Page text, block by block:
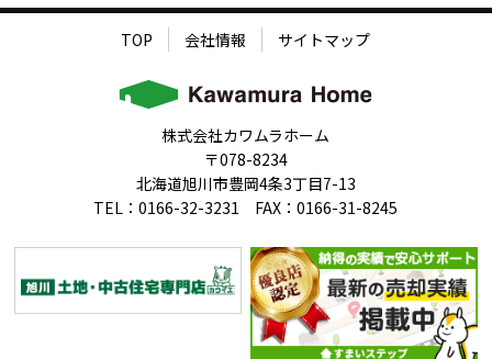
TOP 会社情報 サイトマップ
株式会社カワムラホーム
〒078-8234
北海道旭川市豊岡4条3丁目7-13
TEL：0166-32-3231 FAX：0166-31-8245